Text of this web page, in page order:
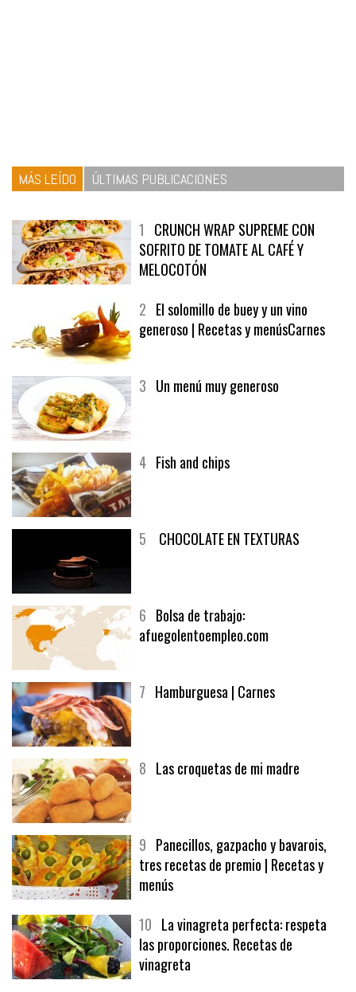
MÁS LEÍDO ÚLTIMAS PUBLICACIONES
1 CRUNCH WRAP SUPREME CON
SOFRITO DE TOMATE AL CAFÉ Y
MELOCOTÓN
2 El solomillo de buey y un vino
generoso | Recetas y menúsCarnes
3 Un menú muy generoso
4 Fish and chips
5 CHOCOLATE EN TEXTURAS
6 Bolsa de trabajo:
afuegolentoempleo.com
7 Hamburguesa | Carnes
8 Las croquetas de mi madre
9 Panecillos, gazpacho y bavarois,
tres recetas de premio | Recetas y
menús
10 La vinagreta perfecta: respeta
las proporciones. Recetas de
vinagreta